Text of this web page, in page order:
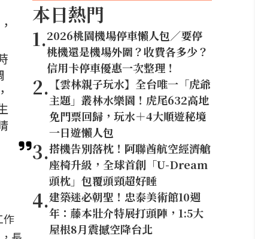
作
本日熱門
1.2026桃園機場停車懶人包／要停
桃機還是機場外圍？收費各多少？
信用卡停車優惠一次整理！
2. 【雲林親子玩水】全台唯一「虎爺
主題」叢林水樂園！虎尾632高地
免門票回歸，玩水＋4大順遊秘境
一日遊懶人包
3.搭機告別落枕！阿聯酋航空經濟艙
座椅升級，全球首創「U-Dream
頭枕」包覆頭頸超好睡
4.建築迷必朝聖！忠泰美術館10週
年：藤本壯介特展打頭陣，1:5大
屋根8月震撼空降台北